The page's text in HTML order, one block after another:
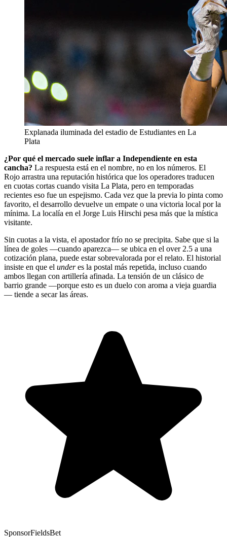
Explanada iluminada del estadio de Estudiantes en La
Plata
¿Por qué el mercado suele inflar a Independiente en esta
cancha? La respuesta está en el nombre, no en los números. El
Rojo arrastra una reputación histórica que los operadores traducen
en cuotas cortas cuando visita La Plata, pero en temporadas
recientes eso fue un espejismo. Cada vez que la previa lo pinta como
favorito, el desarrollo devuelve un empate o una victoria local por la
mínima. La localía en el Jorge Luis Hirschi pesa más que la mística
visitante.
Sin cuotas a la vista, el apostador frío no se precipita. Sabe que si la
línea de goles —cuando aparezca— se ubica en el over 2.5 a una
cotización plana, puede estar sobrevalorada por el relato. El historial
insiste en que el underes la postal más repetida, incluso cuando
ambos llegan con artillería afinada. La tensión de un clásico de
barrio grande —porque esto es un duelo con aroma a vieja guardia
— tiende a secar las áreas.
SponsorFieldsBet